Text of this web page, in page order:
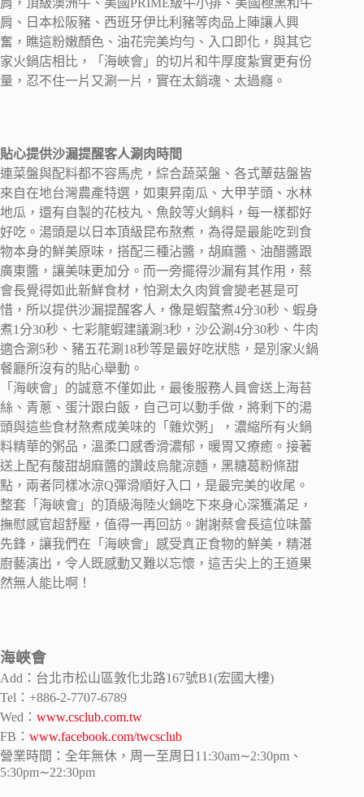
肩，頂級澳洲牛、美國PRIME級牛小排、美國極黑和牛
肩、日本松阪豬、西班牙伊比利豬等肉品上陣讓人興
奮，瞧這粉嫩顏色、油花完美均勻、入口即化，與其它
家火鍋店相比，「海峽會」的切片和牛厚度紮實更有份
量，忍不住一片又涮一片，實在太銷魂、太過癮。
貼心提供沙漏提醒客人涮肉時間
連菜盤與配料都不容馬虎，綜合蔬菜盤、各式蕈菇盤皆
來自在地台灣農產特選，如東昇南瓜、大甲芋頭、水林
地瓜，還有自製的花枝丸、魚餃等火鍋料，每一樣都好
好吃。湯頭是以日本頂級昆布熬煮，為得是最能吃到食
物本身的鮮美原味，搭配三種沾醬，胡麻醬、油醋醬跟
廣東醬，讓美味更加分。而一旁擺得沙漏有其作用，蔡
會長覺得如此新鮮食材，怕涮太久肉質會變老甚是可
惜，所以提供沙漏提醒客人，像是蝦螯煮4分30秒、蝦身
煮1分30秒、七彩龍蝦建議涮3秒，沙公涮4分30秒、牛肉
適合涮5秒、豬五花涮18秒等是最好吃狀態，是別家火鍋
餐廳所沒有的貼心舉動。
「海峽會」的誠意不僅如此，最後服務人員會送上海苔
絲、青蔥、蛋汁跟白飯，自己可以動手做，將剩下的湯
頭與這些食材熬煮成美味的「雜炊粥」，濃縮所有火鍋
料精華的粥品，溫柔口感香滑濃郁，暖胃又療癒。接著
送上配有酸甜胡麻醬的讚歧烏龍涼麵，黑糖葛粉條甜
點，兩者同樣冰涼Q彈滑順好入口，是最完美的收尾。
整套「海峽會」的頂級海陸火鍋吃下來身心深獲滿足，
撫慰感官超舒壓，值得一再回訪。謝謝蔡會長這位味蕾
先鋒，讓我們在「海峽會」感受真正食物的鮮美，精湛
廚藝演出，令人既感動又難以忘懷，這舌尖上的王道果
然無人能比啊！
海峽會
Add：台北市松山區敦化北路167號B1(宏國大樓)
Tel：+886-2-7707-6789
Wed： www.csclub.com.tw
FB： www.facebook.com/twcsclub
營業時間：全年無休，周一至周日11:30am∼2:30pm、
5:30pm∼22:30pm